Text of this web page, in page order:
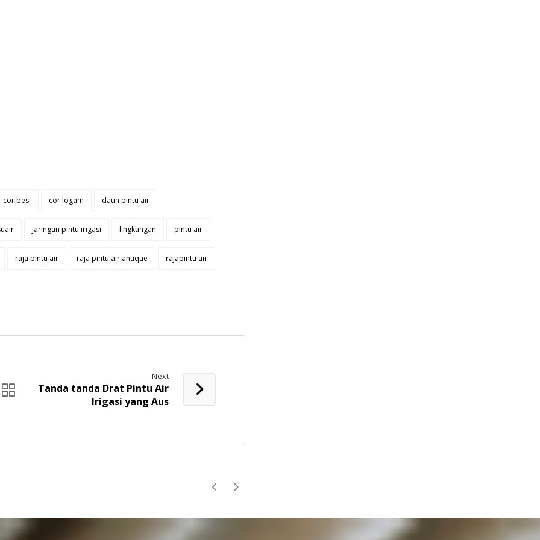
cor besi cor logam daun pintu air
jaringan pintu irigasi lingkungan pintu air
raja pintu air raja pintu air antique rajapintu air
Next
Tanda tanda Drat Pintu Air
Irigasi yang Aus